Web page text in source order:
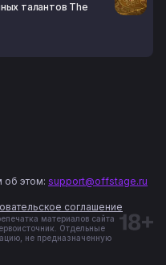
талантов The
об этом: support@offstage.ru
соглашение
материалов сайта
Отдельные
не предназначенную